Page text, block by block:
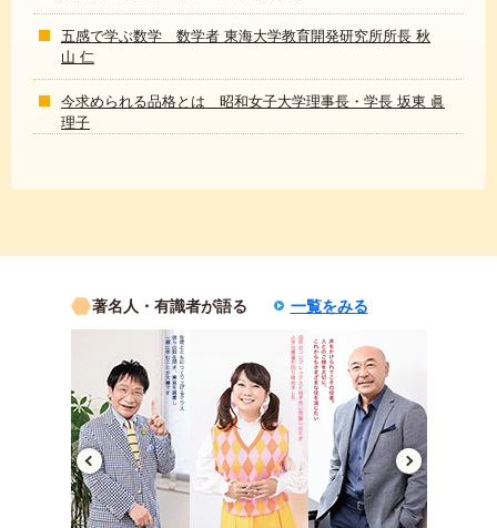
五感で学ぶ数学 数学者 東海大学教育開発研究所所長 秋
山 仁
今求められる品格とは 昭和女子大学理事長・学長 坂東 眞
理子
著名人・有識者が語る 一覧をみる